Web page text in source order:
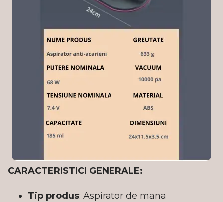
CARACTERISTICI GENERALE:
Tip produs: Aspirator de mana